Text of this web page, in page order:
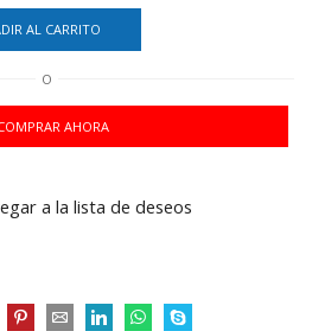
AL CARRITO
O
AHORA
a la lista de deseos